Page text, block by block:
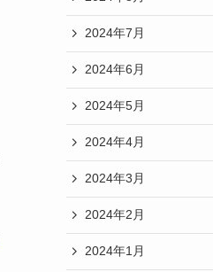
2024年7月
2024年6月
2024年5月
2024年4月
2024年3月
2024年2月
2024年1月